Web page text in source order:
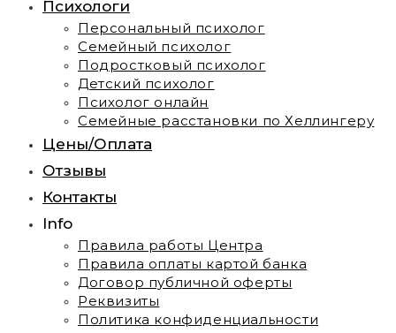
Психологи
Персональный психолог
Семейный психолог
Подростковый психолог
Детский психолог
Психолог онлайн
Семейные расстановки по Хеллингеру
Цены/Оплата
Отзывы
Контакты
Info
Правила работы Центра
Правила оплаты картой банка
Договор публичной оферты
Реквизиты
Политика конфиденциальности